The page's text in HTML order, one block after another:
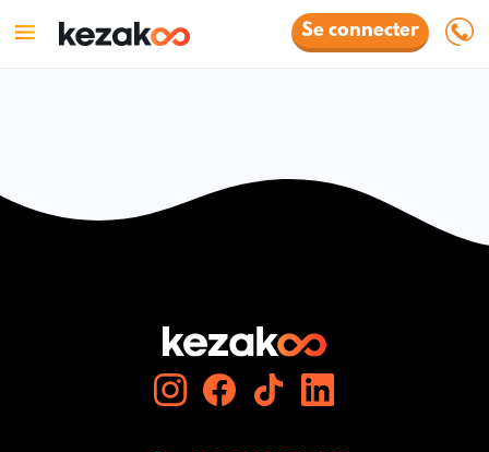
Se connecter